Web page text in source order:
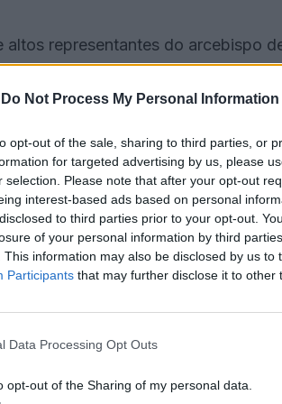
Do Not Process My Personal Information
opt-out of the sale, sharing to third parties, or
for targeted advertising by us, please
selection. Please note that after your opt-out
interest-based ads based on personal
to third parties prior to your opt-out.
of your personal information by third
This information may also be disclosed by us to
Participants that may further disclose it to other
Data Processing Opt Outs
opt-out of the Sharing of my personal data.
representantes do arcebispo
um investimento de cerca
a história do culto à Nossa Senhora
dos ex-votos, devoção popular
a requalificação do
Fábrica Paroquial de Viana do
pretende também reforçar a
futura”, realçou